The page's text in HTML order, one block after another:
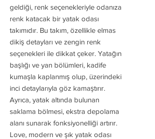
geldiği, renk seçenekleriyle odanıza
renk katacak bir yatak odası
takımıdır. Bu takım, özellikle elmas
dikiş detayları ve zengin renk
seçenekleri ile dikkat çeker. Yatağın
başlığı ve yan bölümleri, kadife
kumaşla kaplanmış olup, üzerindeki
inci detaylarıyla göz kamaştırır.
Ayrıca, yatak altında bulunan
saklama bölmesi, ekstra depolama
alanı sunarak fonksiyonelliği artırır.
Love, modern ve şık yatak odası